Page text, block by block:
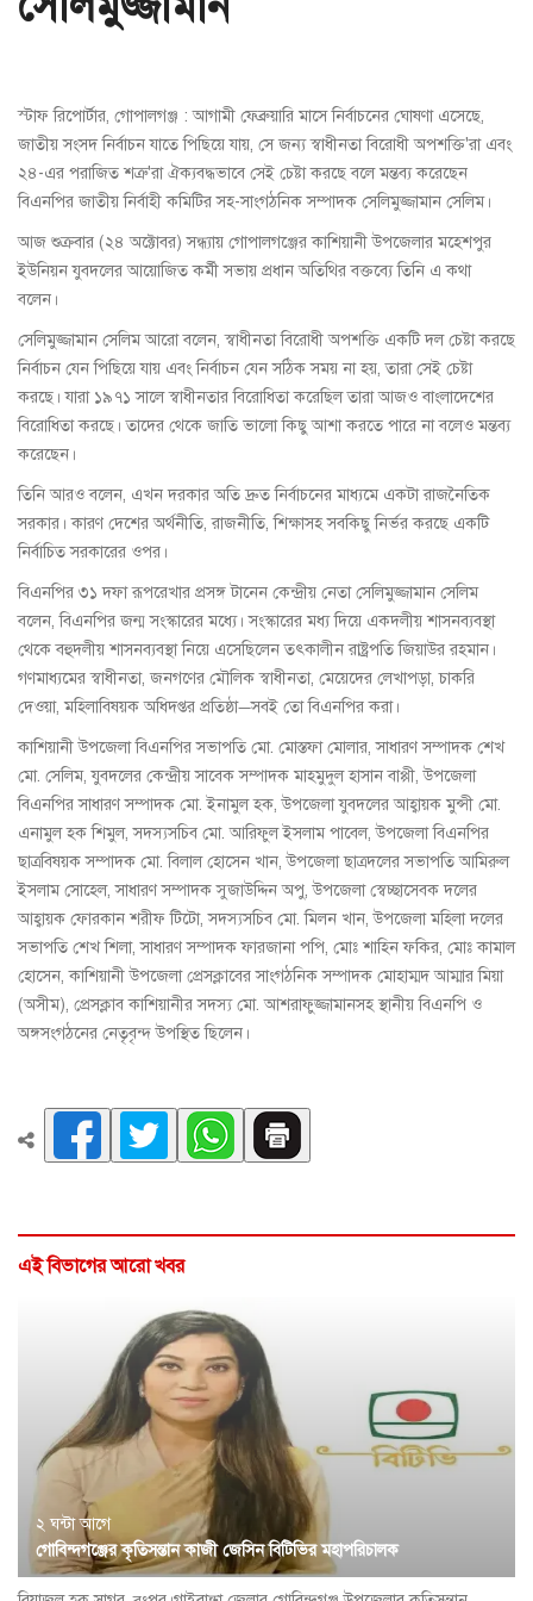
স্টাফ রিপোর্টার, গোপালগঞ্জ : আগামী ফেব্রুয়ারি মাসে নির্বাচনের ঘোষণা এসেছে,
জাতীয় সংসদ নির্বাচন যাতে পিছিয়ে যায়, সে জন্য স্বাধীনতা বিরোধী অপশক্তি'রা এবং
২৪-এর পরাজিত শত্রু'রা ঐক্যবদ্ধভাবে সেই চেষ্টা করছে বলে মন্তব্য করেছেন
বিএনপির জাতীয় নির্বাহী কমিটির সহ-সাংগঠনিক সম্পাদক সেলিমুজ্জামান সেলিম।
আজ শুক্রবার (২৪ অক্টোবর) সন্ধ্যায় গোপালগঞ্জের কাশিয়ানী উপজেলার মহেশপুর
ইউনিয়ন যুবদলের আয়োজিত কর্মী সভায় প্রধান অতিথির বক্তব্যে তিনি এ কথা
বলেন।
সেলিমুজ্জামান সেলিম আরো বলেন, স্বাধীনতা বিরোধী অপশক্তি একটি দল চেষ্টা করছে
নির্বাচন যেন পিছিয়ে যায় এবং নির্বাচন যেন সঠিক সময় না হয়, তারা সেই চেষ্টা
করছে। যারা ১৯৭১ সালে স্বাধীনতার বিরোধিতা করেছিল তারা আজও বাংলাদেশের
বিরোধিতা করছে। তাদের থেকে জাতি ভালো কিছু আশা করতে পারে না বলেও মন্তব্য
করেছেন।
তিনি আরও বলেন, এখন দরকার অতি দ্রুত নির্বাচনের মাধ্যমে একটা রাজনৈতিক
সরকার। কারণ দেশের অর্থনীতি, রাজনীতি, শিক্ষাসহ সবকিছু নির্ভর করছে একটি
নির্বাচিত সরকারের ওপর।
বিএনপির ৩১ দফা রূপরেখার প্রসঙ্গ টানেন কেন্দ্রীয় নেতা সেলিমুজ্জামান সেলিম
বলেন, বিএনপির জন্ম সংস্কারের মধ্যে। সংস্কারের মধ্য দিয়ে একদলীয় শাসনব্যবস্থা
থেকে বহুদলীয় শাসনব্যবস্থা নিয়ে এসেছিলেন তৎকালীন রাষ্ট্রপতি জিয়াউর রহমান।
গণমাধ্যমের স্বাধীনতা, জনগণের মৌলিক স্বাধীনতা, মেয়েদের লেখাপড়া, চাকরি
দেওয়া, মহিলাবিষয়ক অধিদপ্তর প্রতিষ্ঠা—সবই তো বিএনপির করা।
কাশিয়ানী উপজেলা বিএনপির সভাপতি মো. মোস্তফা মোলার, সাধারণ সম্পাদক শেখ
মো. সেলিম, যুবদলের কেন্দ্রীয় সাবেক সম্পাদক মাহমুদুল হাসান বাপ্পী, উপজেলা
বিএনপির সাধারণ সম্পাদক মো. ইনামুল হক, উপজেলা যুবদলের আহ্বায়ক মুন্সী মো.
এনামুল হক শিমুল, সদস্যসচিব মো. আরিফুল ইসলাম পাবেল, উপজেলা বিএনপির
ছাত্রবিষয়ক সম্পাদক মো. বিলাল হোসেন খান, উপজেলা ছাত্রদলের সভাপতি আমিরুল
ইসলাম সোহেল, সাধারণ সম্পাদক সুজাউদ্দিন অপু, উপজেলা স্বেচ্ছাসেবক দলের
আহ্বায়ক ফোরকান শরীফ টিটো, সদস্যসচিব মো. মিলন খান, উপজেলা মহিলা দলের
সভাপতি শেখ শিলা, সাধারণ সম্পাদক ফারজানা পপি, মোঃ শাহিন ফকির, মোঃ কামাল
হোসেন, কাশিয়ানী উপজেলা প্রেসক্লাবের সাংগঠনিক সম্পাদক মোহাম্মদ আম্মার মিয়া
(অসীম), প্রেসক্লাব কাশিয়ানীর সদস্য মো. আশরাফুজ্জামানসহ স্থানীয় বিএনপি ও
অঙ্গসংগঠনের নেতৃবৃন্দ উপস্থিত ছিলেন।
এই বিভাগের আরো খবর
২ ঘন্টা আগে
গোবিন্দগঞ্জের কৃতিসন্তান কাজী জেসিন বিটিভির মহাপরিচালক